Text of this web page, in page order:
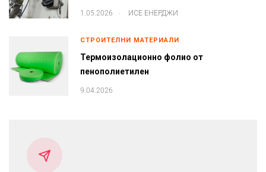
1.05.2026 ИСЕ ЕНЕРДЖИ
СТРОИТЕЛНИ МАТЕРИАЛИ
Термоизолационно фолио от
пенополиетилен
9.04.2026